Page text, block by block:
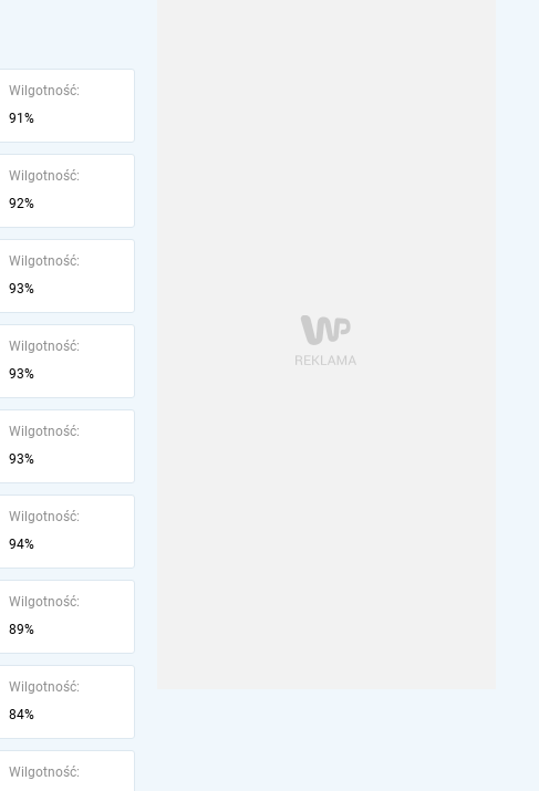
Wilgotność:
91%
Wilgotność:
92%
Wilgotność:
93%
Wilgotność:
93%
Wilgotność:
93%
Wilgotność:
94%
Wilgotność:
89%
Wilgotność:
84%
Wilgotność: